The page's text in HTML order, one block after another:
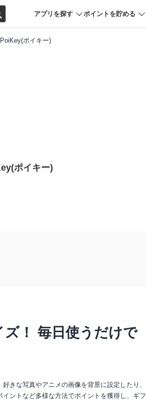
アプリを探す ポイントを貯める
ポイキー)
ポイキー)
！ 毎日使うだけで
好きな写真やアニメの画像を背景に設定したり、
ントなど多様な方法でポイントを獲得し、ギフ